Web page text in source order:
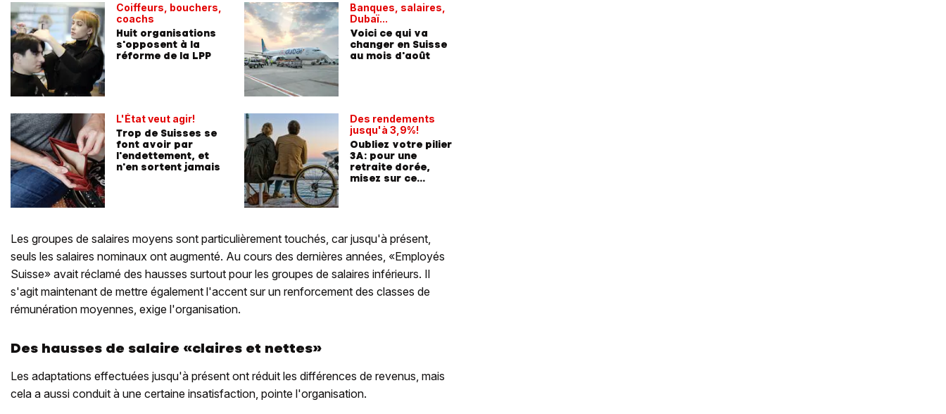
Coiffeurs, bouchers,
coachs
Huit organisations
s'opposent à la
réforme de la LPP
L'État veut agir!
Trop de Suisses se
font avoir par
l'endettement, et
n'en sortent jamais
Banques, salaires,
Dubaï...
Voici ce qui va
changer en Suisse
au mois d'août
Des rendements
jusqu'à 3,9%!
Oubliez votre pilier
3A: pour une
retraite dorée,
misez sur ce
Les groupes de salaires moyens sont particulièrement touchés, car jusqu'à présent,
seuls les salaires nominaux ont augmenté. Au cours des dernières années, «Employés
Suisse» avait réclamé des hausses surtout pour les groupes de salaires inférieurs. Il
s'agit maintenant de mettre également l'accent sur un renforcement des classes de
rémunération moyennes, exige l'organisation.
Des hausses de salaire «claires et nettes»
Les adaptations effectuées jusqu'à présent ont réduit les différences de revenus, mais
cela a aussi conduit à une certaine insatisfaction, pointe l'organisation.